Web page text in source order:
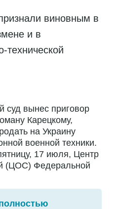
виновным в
и в
технической
суд вынес приговор
Карецкому,
на Украину
военной техники.
17 июля, Центр
(ЦОС) Федеральной